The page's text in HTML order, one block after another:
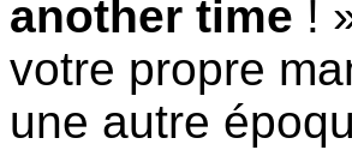
another time !
votre propre
une autre